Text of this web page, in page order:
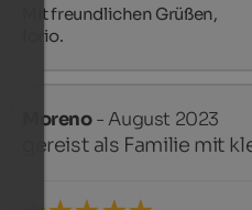
Mit freundlichen Grüßen,
Iorio.
Moreno- August 2023
gereist als Familie mit